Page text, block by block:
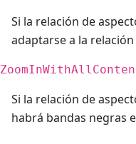
Si la relación de
adaptarse a la
Si la relación de
habrá bandas negras